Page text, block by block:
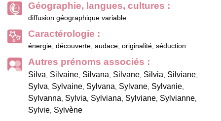
Géographie, langues, cultures :
diffusion géographique variable
Caractérologie :
énergie, découverte, audace, originalité, séduction
Autres prénoms associés :
Silva, Silvaine, Silvana, Silvane, Silvia, Silviane,
Sylva, Sylvaine, Sylvana, Sylvane, Sylvanie,
Sylvanna, Sylvia, Sylviana, Sylviane, Sylvianne,
Sylvie, Sylvène